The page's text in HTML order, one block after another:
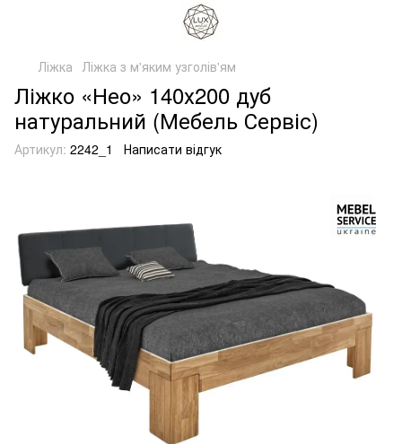
Ліжка Ліжка з м'яким узголів'ям
Ліжко «Нео» 140х200 дуб
натуральний (Мебель Сервіс)
Артикул: 2242_1 Написати відгук